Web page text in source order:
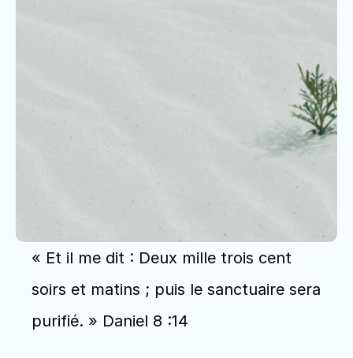
« Et il me dit : Deux mille trois cent
soirs et matins ; puis le sanctuaire sera
purifié. » Daniel 8 :14